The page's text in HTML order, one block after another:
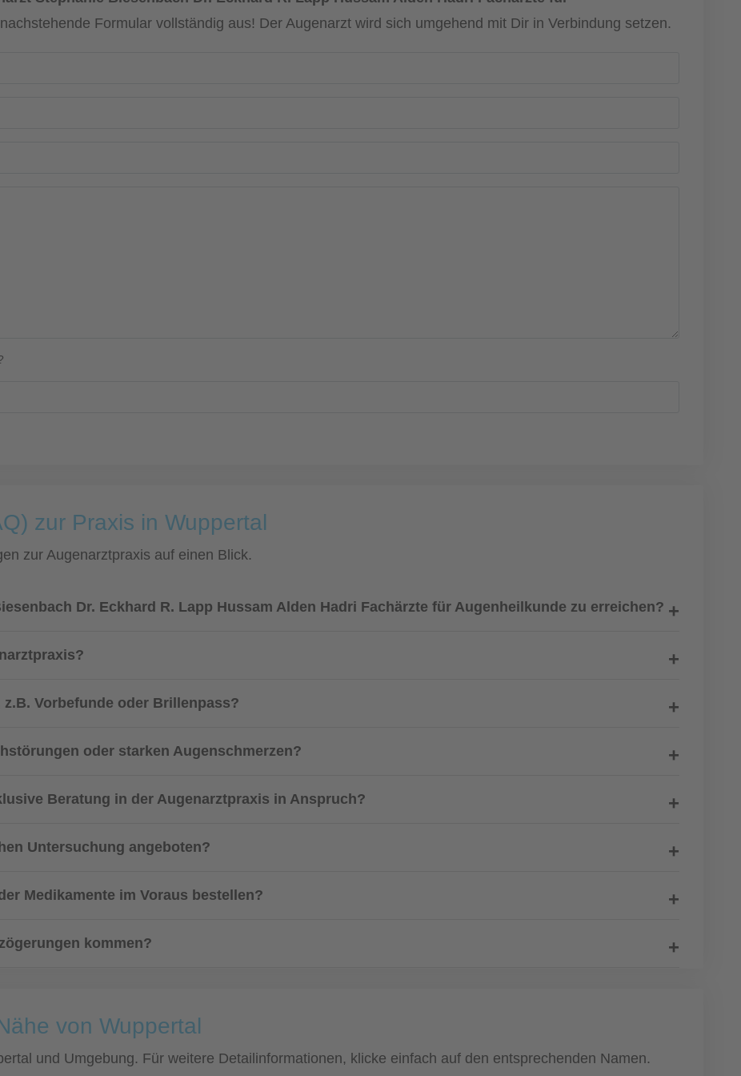
Formular vollständig aus! Der Augenarzt wird sich umgehend mit Dir in Verbindung setzen.
zur Praxis in Wuppertal
zur Augenarztpraxis auf einen Blick.
Dr. Eckhard R. Lapp Hussam Alden Hadri Fachärzte für Augenheilkunde zu erreichen?
Vorbefunde oder Brillenpass?
oder starken Augenschmerzen?
Beratung in der Augenarztpraxis in Anspruch?
Untersuchung angeboten?
Medikamente im Voraus bestellen?
kommen?
von Wuppertal
und Umgebung. Für weitere Detailinformationen, klicke einfach auf den entsprechenden Namen.